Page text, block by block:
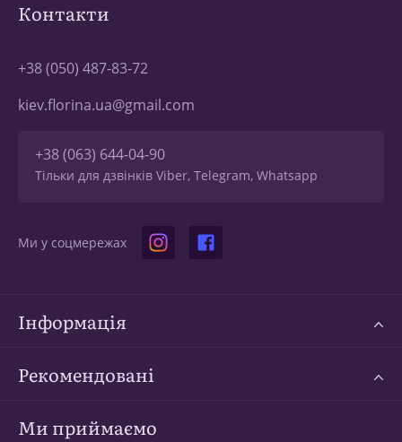
Контакти
+38 (050) 487-83-72
kiev.florina.ua@gmail.com
+38 (063) 644-04-90
Тільки для дзвінків Viber, Telegram, Whatsapp
Ми у соцмережах
Інформація
Рекомендовані
Ми приймаємо